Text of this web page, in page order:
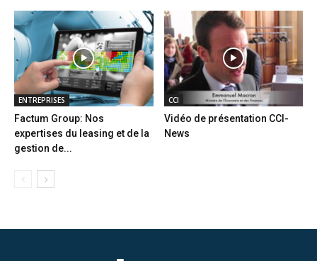
ENTREPRISES
Factum Group: Nos
expertises du leasing et de la
gestion de...
CCI
Vidéo de présentation CCI-
News